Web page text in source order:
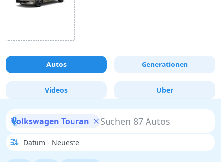
Autos Generationen
Videos Über
Volkswagen Touran